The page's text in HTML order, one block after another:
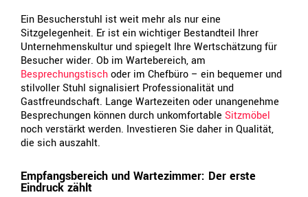
Ein Besucherstuhl ist weit mehr als nur eine
Sitzgelegenheit. Er ist ein wichtiger Bestandteil Ihrer
Unternehmenskultur und spiegelt Ihre Wertschätzung für
Besucher wider. Ob im Wartebereich, am
Besprechungstischoder im Chefbüro – ein bequemer und
stilvoller Stuhl signalisiert Professionalität und
Gastfreundschaft. Lange Wartezeiten oder unangenehme
Besprechungen können durch unkomfortable Sitzmöbel
noch verstärkt werden. Investieren Sie daher in Qualität,
die sich auszahlt.
Empfangsbereich und Wartezimmer: Der erste
Eindruck zählt